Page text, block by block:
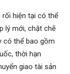
rối hiện tại có thể
lý mới, chặt chẽ
có thể bao gồm
thời hạn
giao tài sản